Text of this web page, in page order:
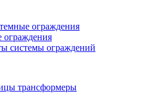
ограждения
ограждения
системы ограждений
трансформеры